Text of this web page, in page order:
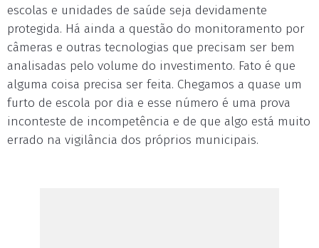
escolas e unidades de saúde seja devidamente
protegida. Há ainda a questão do monitoramento por
câmeras e outras tecnologias que precisam ser bem
analisadas pelo volume do investimento. Fato é que
alguma coisa precisa ser feita. Chegamos a quase um
furto de escola por dia e esse número é uma prova
inconteste de incompetência e de que algo está muito
errado na vigilância dos próprios municipais.